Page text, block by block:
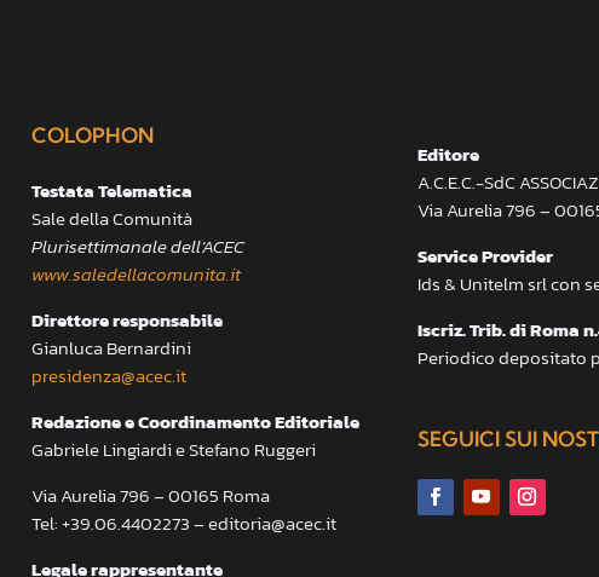
COLOPHON
Testata Telematica
Sale della Comunità
Plurisettimanale dell’ACEC
www.saledellacomunita.it
Direttore responsabile
Gianluca Bernardini
presidenza@acec.it
Redazione e Coordinamento Editoriale
Gabriele Lingiardi e Stefano Ruggeri
Via Aurelia 796 – 00165 Roma
Tel: +39.06.4402273 – editoria@acec.it
Legale rappresentante
Editore
A.C.E.C.-SdC
Via Aurelia 796 –
Service Provider
Ids & Unitelm srl con
Iscriz. Trib. di Roma
Periodico depositato
SEGUICI SUI